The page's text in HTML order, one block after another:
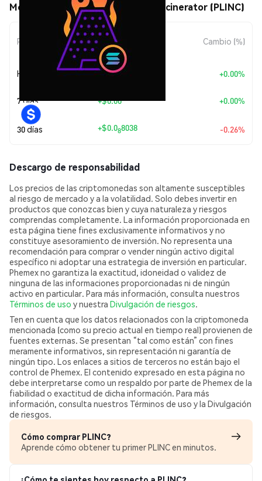
Movimientos de precio de PlinkoIncinerator (PLINC)
Periodo
Cambio de
Monto
Cambio (%)
Hoy +$0.00 +0.00%
7 días +$0.00 +0.00%
30 días +$0.088038 -0.26%
Descargo de responsabilidad
Los precios de las criptomonedas son altamente susceptibles
al riesgo de mercado y a la volatilidad. Solo debes invertir en
productos que conozcas bien y cuya naturaleza y riesgos
comprendas completamente. La información proporcionada en
esta página tiene fines exclusivamente informativos y no
constituye asesoramiento de inversión. No representa una
recomendación para comprar o vender ningún activo digital
específico ni adoptar una estrategia de inversión en particular.
Phemex no garantiza la exactitud, idoneidad o validez de
ninguna de las informaciones proporcionadas ni de ningún
activo en particular. Para más información, consulta nuestros
Términos de uso y nuestra Divulgación de riesgos.
Ten en cuenta que los datos relacionados con la criptomoneda
mencionada (como su precio actual en tiempo real) provienen de
fuentes externas. Se presentan “tal como están” con fines
meramente informativos, sin representación ni garantía de
ningún tipo. Los enlaces a sitios de terceros no están bajo el
control de Phemex. El contenido expresado en esta página no
debe interpretarse como un respaldo por parte de Phemex de la
fiabilidad o exactitud de dicha información. Para más
información, consulta nuestros Términos de uso y la Divulgación
de riesgos.
Cómo comprar PLINC?
Aprende cómo obtener tu primer PLINC en minutos.